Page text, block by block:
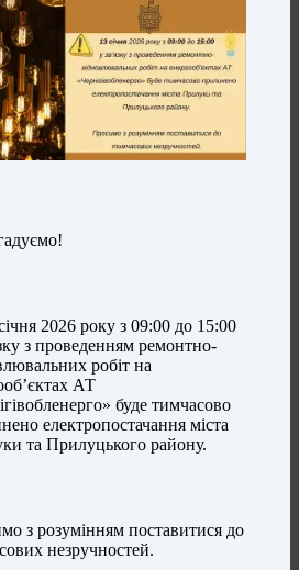
2026 року з 09:00 до 15:00
з проведенням ремонтно-
робіт на
АТ
буде тимчасово
електропостачання міста
та Прилуцького району.
з розумінням поставитися до
незручностей.